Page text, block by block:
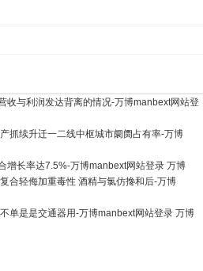
收与利润发达背离的情况-万博manbext网站登
抓续升迁一二线中枢城市阛阓占有率-万博
增长率达7.5%-万博manbext网站登录 万博
合轻侮加重毒性 酒精与氯仿搀和后-万博
单是是交通器用-万博manbext网站登录 万博